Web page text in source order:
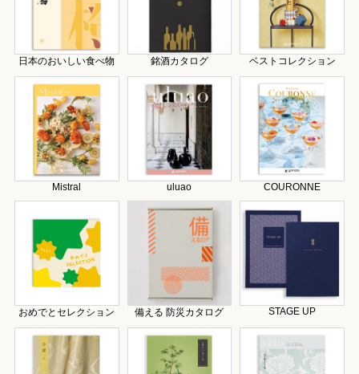
日本のおいしい食べ物 銘酒カタログ ベストコレクション
Mistral uluao COURONNE
おめでとセレクション 備える 防災カタログ STAGE UP